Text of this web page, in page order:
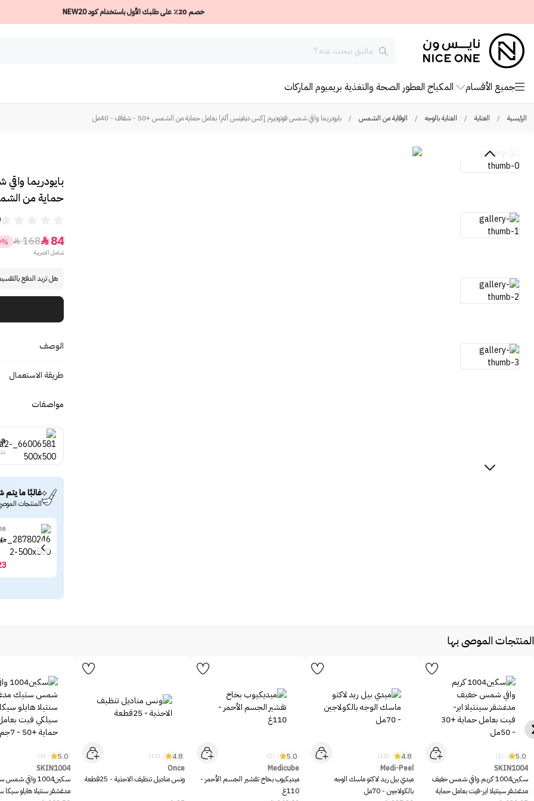
خصم 20٪ على طلبك الأول باستخدام كود NEW20
جميع الأقسام المكياج العطور الصحة والتغذية بريميوم الماركات
الرئيسية / العناية / العناية بالوجه / الوقاية من الشمس / بايودريما واقي شمس فوتوديرم إكس ديفينس ألترا بعامل حماية من الشمس +50 - شفاف - 40مل
بايودريما
حماية من الشمس +50 -
84

168

شامل الضريبة
هل تريد الدفع
الوصف
طريقة الاستعمال
مواصفات
غالبًا ما يتم
المنتجات
المنتجات الموصى بها
5.0
(1)
SKIN1004
سكين1004 كريم واقي شمس خفيف
مدغشقر سينتيلا اير-فيت بعامل حماية
4.8
(10)
Medi-Peel
ميدي بيل ريد لاكتو ماسك الوجه
بالكولاجين - 70مل
5.0
(2)
Medicube
ميديكيوب بخاخ تقشير الجسم الأحمر -
110غ
4.8
(13)
Once
ونس مناديل تنظيف الاحذية - 25قطعة
5.0
(3)
SKIN1004
سكين1004 واقي
مدغشقر سنتيلا هايلو